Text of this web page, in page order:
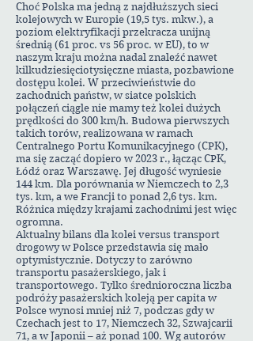
Choć Polska ma jedną z najdłuższych sieci
kolejowych w Europie (19,5 tys. mkw.), a
poziom elektryfikacji przekracza unijną
średnią (61 proc. vs 56 proc. w EU), to w
naszym kraju można nadal znaleźć nawet
kilkudziesięciotysięczne miasta, pozbawione
dostępu kolei. W przeciwieństwie do
zachodnich państw, w siatce polskich
połączeń ciągle nie mamy też kolei dużych
prędkości do 300 km/h. Budowa pierwszych
takich torów, realizowana w ramach
Centralnego Portu Komunikacyjnego (CPK),
ma się zacząć dopiero w 2023 r., łącząc CPK,
Łódź oraz Warszawę. Jej długość wyniesie
144 km. Dla porównania w Niemczech to 2,3
tys. km, a we Francji to ponad 2,6 tys. km.
Różnica między krajami zachodnimi jest więc
ogromna.
Aktualny bilans dla kolei versus transport
drogowy w Polsce przedstawia się mało
optymistycznie. Dotyczy to zarówno
transportu pasażerskiego, jak i
transportowego. Tylko średnioroczna liczba
podróży pasażerskich koleją per capita w
Polsce wynosi mniej niż 7, podczas gdy w
Czechach jest to 17, Niemczech 32, Szwajcarii
71, a w Japonii – aż ponad 100. Wg autorów